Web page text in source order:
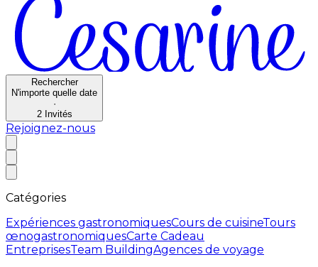
Rechercher
N'importe quelle date
·
2 Invités
Rejoignez-nous
Catégories
Expériences gastronomiquesCours de cuisineTours
œnogastronomiquesCarte Cadeau
EntreprisesTeam BuildingAgences de voyage